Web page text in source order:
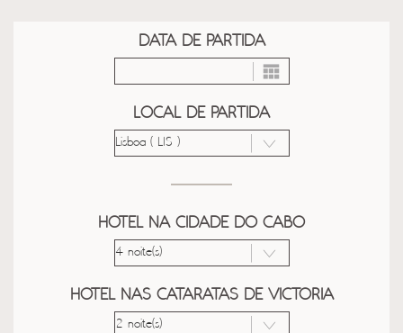
DATA DE PARTIDA
LOCAL DE PARTIDA
HOTEL NA CIDADE DO CABO
HOTEL NAS CATARATAS DE VICTORIA